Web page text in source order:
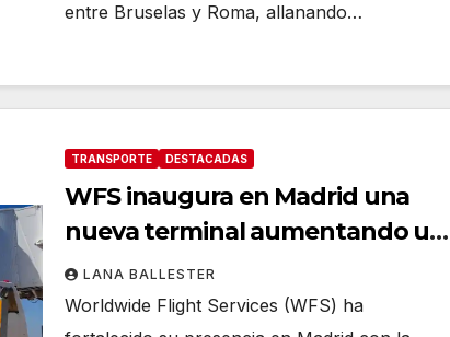
entre Bruselas y Roma, allanando…
TRANSPORTE DESTACADAS
WFS inaugura en Madrid una
nueva terminal aumentando un
60% su capacidad de gestión de
carga
LANA BALLESTER
Worldwide Flight Services (WFS) ha